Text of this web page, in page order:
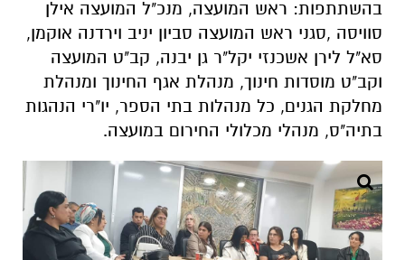
בהשתתפות: ראש המועצה, מנכ"ל המועצה אילן
סוויסה ,סגני ראש המועצה סביון יניב וירדנה אוקמן,
סא"ל לירן אשכנזי יקל"ר גן יבנה, קב"ט המועצה
וקב"ט מוסדות חינוך, מנהלת אגף החינוך ומנהלת
מחלקת הגנים, כל מנהלות בתי הספר, יו"רי הנהגות
בתיה"ס, מנהלי מכלולי החירום במועצה.